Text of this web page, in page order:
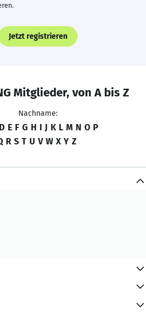
Jetzt registrieren
Mitglieder, von A bis Z
Nachname:
D E F G H I J K L M N O P
R S T U V W X Y Z